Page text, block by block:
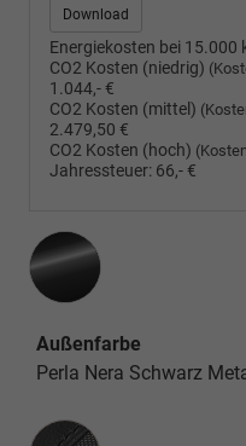
Download
Energiekosten bei 15.000
CO2 Kosten (niedrig)
1.044,- €
CO2 Kosten (mittel)
2.479,50 €
CO2 Kosten (hoch)
Jahressteuer: 66,- €
Außenfarbe
Perla Nera Schwarz
Innenausstattung